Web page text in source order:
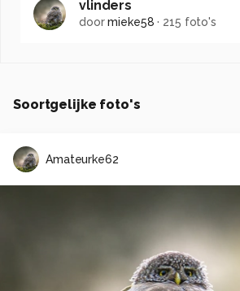
vlinders
doormieke58 · 215 foto's
Soortgelijke foto's
Amateurke62